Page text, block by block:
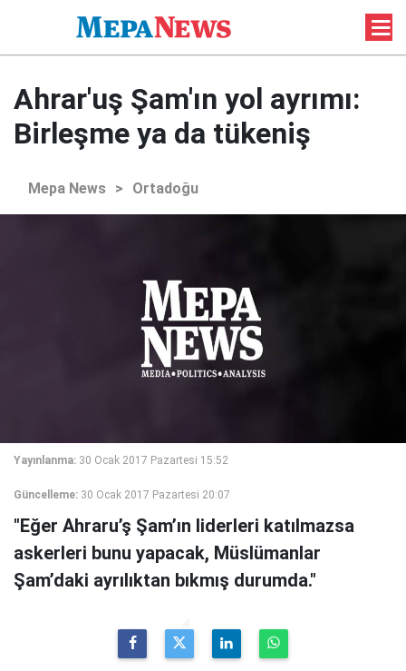
Ahrar'uş Şam'ın yol ayrımı:
Birleşme ya da tükeniş
Mepa News > Ortadoğu
Yayınlanma: 30 Ocak 2017 Pazartesi 15:52
Güncelleme: 30 Ocak 2017 Pazartesi 20:07
"Eğer Ahraru’ş Şam’ın liderleri katılmazsa
askerleri bunu yapacak, Müslümanlar
Şam’daki ayrılıktan bıkmış durumda."